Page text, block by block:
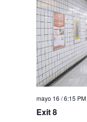
mayo 16 / 6:15 PM
Exit 8